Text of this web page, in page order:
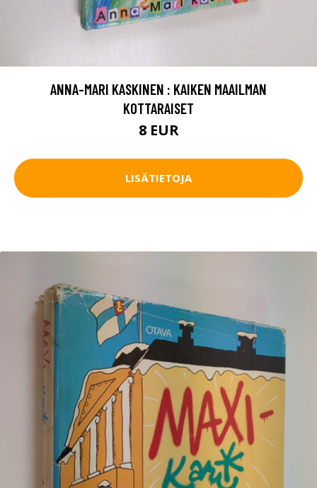
ANNA-MARI KASKINEN : KAIKEN MAAILMAN
KOTTARAISET
8 EUR
LISÄTIETOJA